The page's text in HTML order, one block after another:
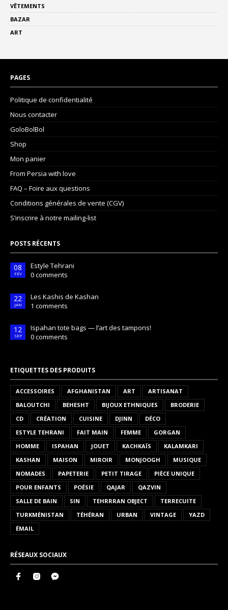
VÊTEMENTS
BAZAR
ART
PAGES
Politique de confidentialité
Nous contacter
GoloBolBol
Shop
Mon panier
From Persia with love
FAQ – Foire aux questions
Conditions générales de vente (CGV)
S’inscrire à notre mailing-list
POSTS RÉCENTS
08
FÉV
Estyle Tehrani
0 comments
22
JAN
Les Kashis de Kashan
1 comments
12
SEP
Ispahan tote bags — l’art des tampons!
0 comments
ETIQUETTES DES PRODUITS
ACCESSOIRES AFGHANISTAN ART
ARTISANAT
BALOUTCHI
BEHESHT BIJOUX ETHNIQUES
BRODERIE
CD
CRÉATION CUISINE DJINN
DÉCO
ESTYLE TEHRANI
FAIT MAIN FEMME
GORGAN
HOMME
ISPAHAN JOUET KACHKAÏS
KALAMKARI
KASHAN
MAISON MIROIR MONJOOGH
MUSIQUE
NOMADES
PAPETERIE PETIT TIRAGE
PIÈCE UNIQUE
POUR ENFANTS
POÉSIE QAJAR
QAZVIN
SALLE DE BAIN
SIN TEHRRRAN OBJECT
TERRECUITE
TURKMÉNISTAN
TÉHÉRAN URBAN VINTAGE
YAZD
ÉMAIL
RÉSEAUX SOCIAUX